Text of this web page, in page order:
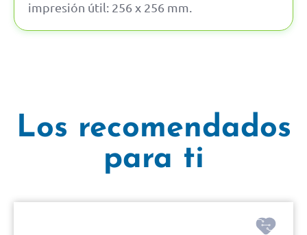
impresión útil: 256 x 256 mm.
Los recomendados
para ti